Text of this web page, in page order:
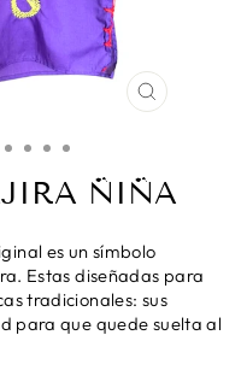
CERRAR
ÑIÑA
es un símbolo
Estas diseñadas para
tradicionales: sus
para que quede suelta al